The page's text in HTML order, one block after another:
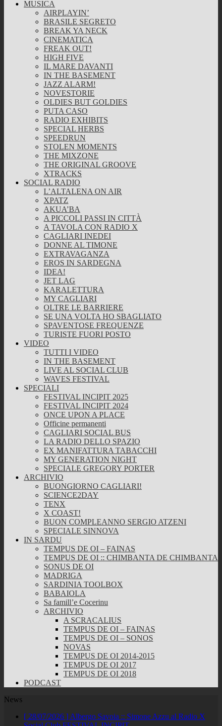
MUSICA
AIRPLAYIN’
BRASILE SEGRETO
BREAK YA NECK
CINEMATICA
FREAK OUT!
HIGH FIVE
IL MARE DAVANTI
IN THE BASEMENT
JAZZ ALARM!
NOVESTORIE
OLDIES BUT GOLDIES
PUTA CASO
RADIO EXHIBITS
SPECIAL HERBS
SPEEDRUN
STOLEN MOMENTS
THE MIXZONE
THE ORIGINAL GROOVE
XTRACKS
SOCIAL RADIO
L’ALTALENA ON AIR
XPATZ
AKUA’BA
A PICCOLI PASSI IN CITTÀ
A TAVOLA CON RADIO X
CAGLIARI INEDEI
DONNE AL TIMONE
EXTRAVAGANZA
EROS IN SARDEGNA
IDEA!
JET LAG
KARALETTURA
MY CAGLIARI
OLTRE LE BARRIERE
SE UNA VOLTA HO SBAGLIATO
SPAVENTOSE FREQUENZE
TURISTE FUORI POSTO
VIDEO
TUTTI I VIDEO
IN THE BASEMENT
LIVE AL SOCIAL CLUB
WAVES FESTIVAL
SPECIALI
FESTIVAL INCIPIT 2025
FESTIVAL INCIPIT 2024
ONCE UPON A PLACE
Officine permanenti
CAGLIARI SOCIAL BUS
LA RADIO DELLO SPAZIO
EX MANIFATTURA TABACCHI
MY GENERATION NIGHT
SPECIALE GREGORY PORTER
ARCHIVIO
BUONGIORNO CAGLIARI!
SCIENCE2DAY
TENX
X COAST!
BUON COMPLEANNO SERGIO ATZENI
SPECIALE SINNOVA
IN SARDU
TEMPUS DE OI – FAINAS
TEMPUS DE OI :: CHIMBANTA DE CHIMBANTA
SONUS DE OI
MADRIGA
SARDINIA TOOLBOX
BABAIOLA
Sa famill’e Cocerinu
ARCHIVIO
A SCRACALIUS
TEMPUS DE OI – FAINAS
TEMPUS DE OI – SONOS
NOVAS
TEMPUS DE OI 2014-2015
TEMPUS DE OI 2017
TEMPUS DE OI 2018
PODCAST
News
[ 28/07/2026 ] Albergo Savoia :: Simone Azzu al Radio X